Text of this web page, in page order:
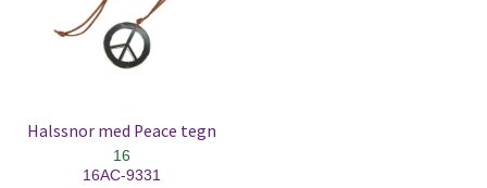
Halssnor med Peace tegn
16
16AC-9331